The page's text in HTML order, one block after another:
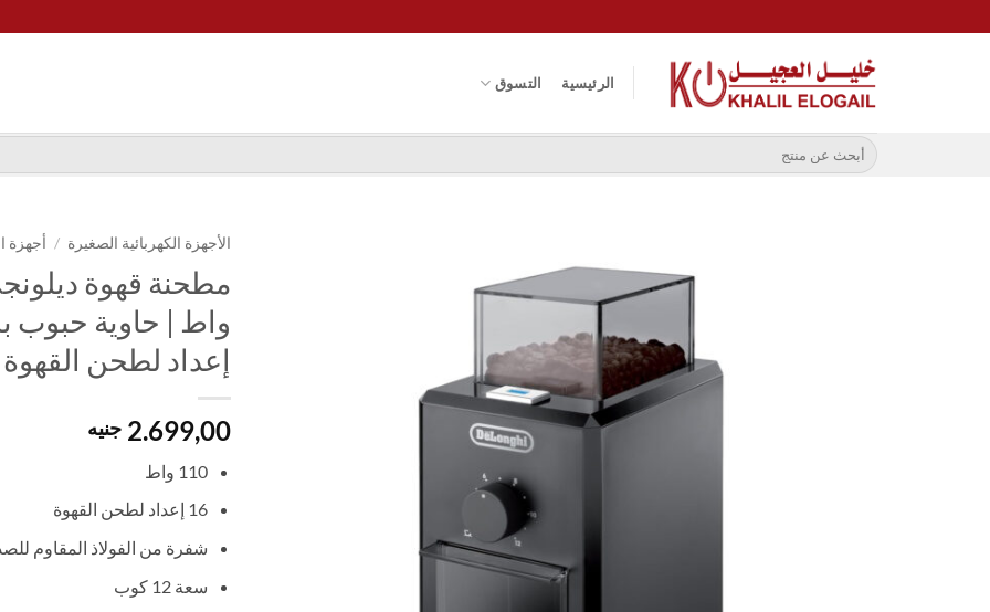
للمحتوى
الرئيسية التسوق
البحث
عن:
الأجهزة الكهربائية الصغيرة / أجهزة
إعداد لطحن
2.699,00 جنيه
110 واط
16 إعداد لطحن القهوة
شفرة من الفولاذ المقاوم
سعة 12 كوب